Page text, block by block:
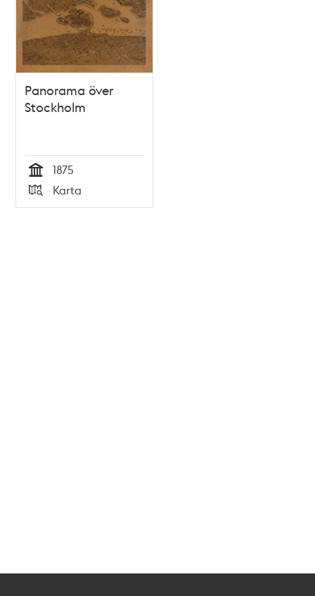
Panorama över
Stockholm
Tid
1875
Typ
Karta